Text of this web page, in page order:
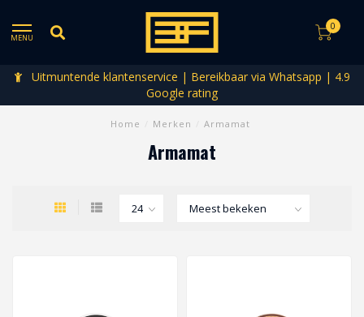
MENU
0
Uitmuntende klantenservice | Bereikbaar via Whatsapp | 4.9
Google rating
Home Merken Armamat
Armamat